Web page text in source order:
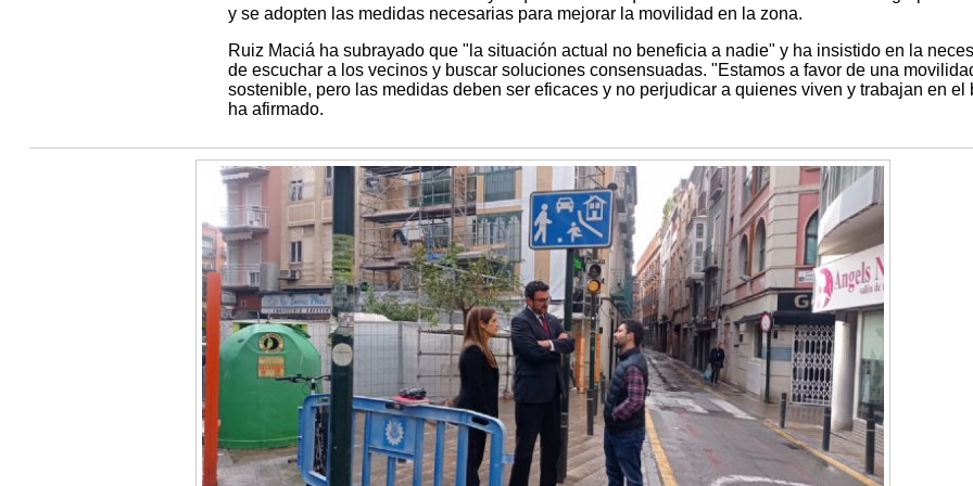
y se adopten las medidas necesarias para mejorar la movilidad en la zona.
Ruiz Maciá ha subrayado que "la situación actual no beneficia a nadie" y ha insistido en la
de escuchar a los vecinos y buscar soluciones consensuadas. "Estamos a favor de una
sostenible, pero las medidas deben ser eficaces y no perjudicar a quienes viven y trabajan en el
ha afirmado.